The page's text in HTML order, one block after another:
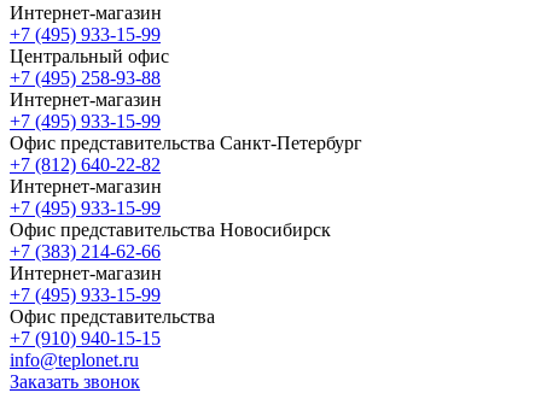
Интернет-магазин
+7 (495) 933-15-99
Центральный офис
+7 (495) 258-93-88
Интернет-магазин
+7 (495) 933-15-99
Офис представительства Санкт-Петербург
+7 (812) 640-22-82
Интернет-магазин
+7 (495) 933-15-99
Офис представительства Новосибирск
+7 (383) 214-62-66
Интернет-магазин
+7 (495) 933-15-99
Офис представительства
+7 (910) 940-15-15
info@teplonet.ru
Заказать звонок